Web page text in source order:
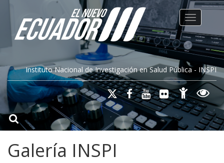
Instituto Nacional de Investigación en Salud Pública - INSPI
Toggle
Galería INSPI